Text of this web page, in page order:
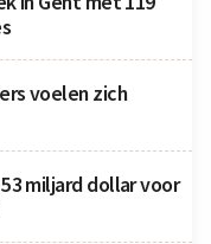
voelen zich
miljard dollar voor